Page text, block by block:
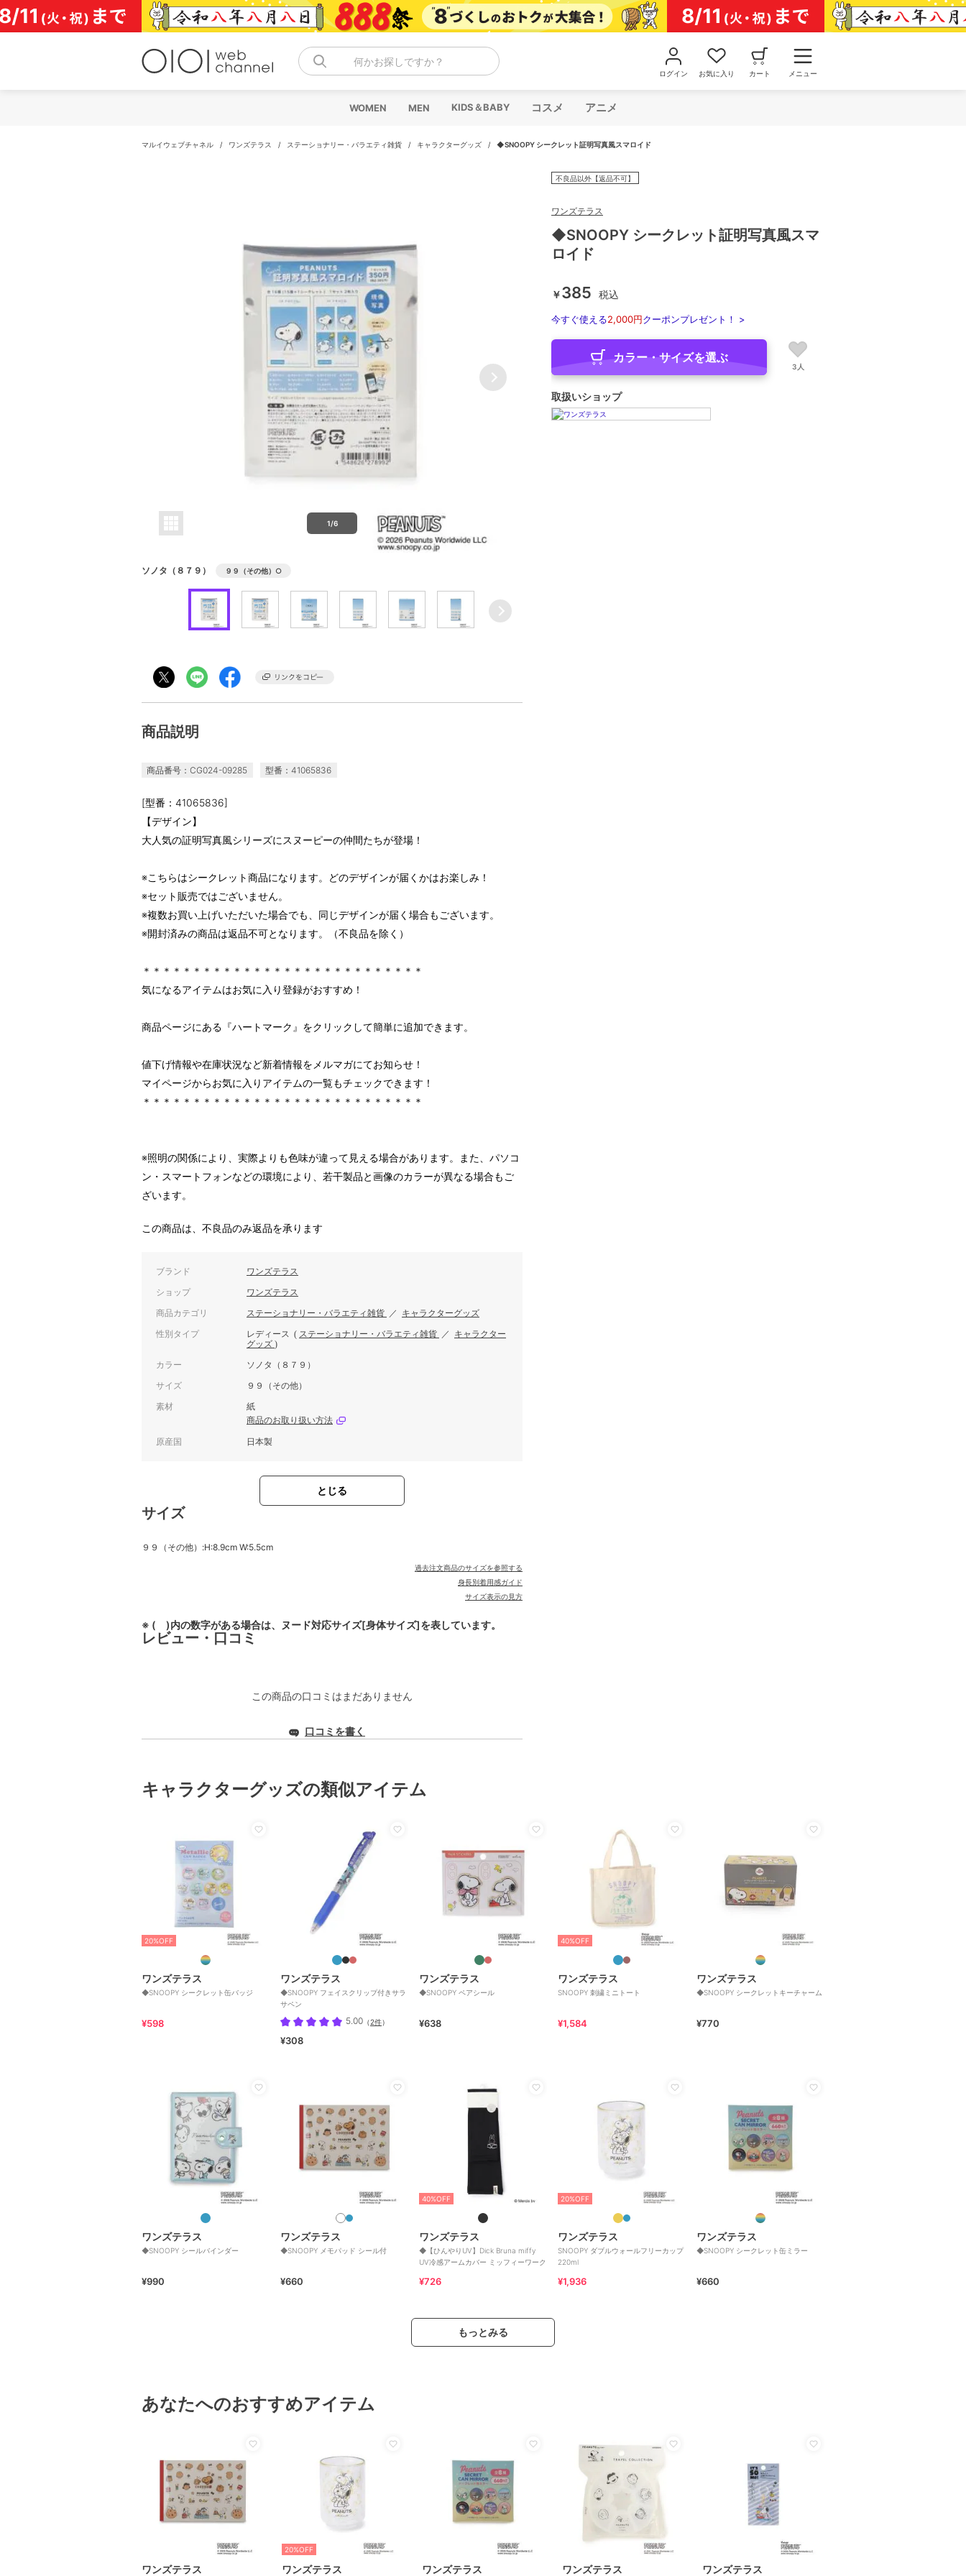
コ
ン
テ
何かお探しですか？
ログイン お気に入り カート メニュー
WOMEN MEN KIDS＆BABY コスメ アニメ
マルイウェブチャネル / ワンズテラス / ステーショナリー・バラエティ雑貨 / キャラクターグッズ / ◆SNOOPY シークレット証明写真風スマロイド
1/6
ソノタ（８７９） ９９（その他） ○
商品説明
商品番号：CG024-09285 型番：41065836
[型番：41065836]
【デザイン】
大人気の証明写真風シリーズにスヌーピーの仲間たちが登場！
※こちらはシークレット商品になります。どのデザインが届くかはお楽しみ！
※セット販売ではございません。
※複数お買い上げいただいた場合でも、同じデザインが届く場合もございます。
※開封済みの商品は返品不可となります。（不良品を除く）
＊＊＊＊＊＊＊＊＊＊＊＊＊＊＊＊＊＊＊＊＊＊＊＊＊＊＊＊
気になるアイテムはお気に入り登録がおすすめ！
商品ページにある『ハートマーク』をクリックして簡単に追加できます。
値下げ情報や在庫状況など新着情報をメルマガにてお知らせ！
マイページからお気に入りアイテムの一覧もチェックできます！
＊＊＊＊＊＊＊＊＊＊＊＊＊＊＊＊＊＊＊＊＊＊＊＊＊＊＊＊
※照明の関係により、実際よりも色味が違って見える場合があります。また、パソコ
ン・スマートフォンなどの環境により、若干製品と画像のカラーが異なる場合もご
ざいます。
この商品は、不良品のみ返品を承ります
ブランド ワンズテラス
ショップ ワンズテラス
商品カテゴリ ステーショナリー・バラエティ雑貨 ／ キャラクターグッズ
性別タイプ レディース ( ステーショナリー・バラエティ雑貨 ／ キャラクター
グッズ )
カラー ソノタ（８７９）
サイズ ９９（その他）
素材
紙
商品のお取り扱い方法
原産国 日本製
とじる
サイズ
９９（その他）:H:8.9cm W:5.5cm
過去注文商品のサイズを参照する
身長別着用感ガイド
サイズ表示の見方
※ ( )内の数字がある場合は、ヌード対応サイズ[身体サイズ]を表しています。
レビュー・口コミ
この商品の口コミはまだありません
口コミを書く
不良品以外【返品不可】
ワンズテラス
◆SNOOPY シークレット証明写真風スマ
ロイド
￥385 税込
今すぐ使える2,000円クーポンプレゼント！ >
カラー・サイズを選ぶ
3人
取扱いショップ
キャラクターグッズの類似アイテム
20%OFF
ワンズテラス
◆SNOOPY シークレット缶バッジ
¥598
ワンズテラス
◆SNOOPY フェイスクリップ付きサラ
サペン
5.00 （2件）
¥308
ワンズテラス
◆SNOOPY ペアシール
¥638
40%OFF
ワンズテラス
SNOOPY 刺繍ミニトート
¥1,584
ワンズテラス
◆SNOOPY シークレットキーチャーム
¥770
ワンズテラス
◆SNOOPY シールバインダー
¥990
ワンズテラス
◆SNOOPY メモパッド シール付
¥660
40%OFF
ワンズテラス
◆【ひんやりUV】Dick Bruna miffy
UV冷感アームカバー ミッフィーワーク
¥726
20%OFF
ワンズテラス
SNOOPY ダブルウォールフリーカップ
220ml
¥1,936
ワンズテラス
◆SNOOPY シークレット缶ミラー
¥660
もっとみる
あなたへのおすすめアイテム
ワンズテラス
20%OFF
ワンズテラス ワンズテラス ワンズテラス ワンズテラス